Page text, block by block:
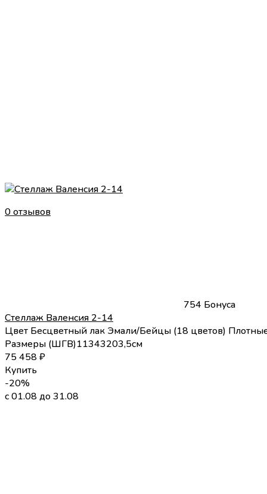
0 отзывов
754 Бонуса
Стеллаж Валенсия 2-14
Цвет Бесцветный лак Эмали/Бейцы (18 цветов)
Размеры (ШГВ)11343203,5см
75 458 ₽
Купить
-20%
с 01.08 до 31.08